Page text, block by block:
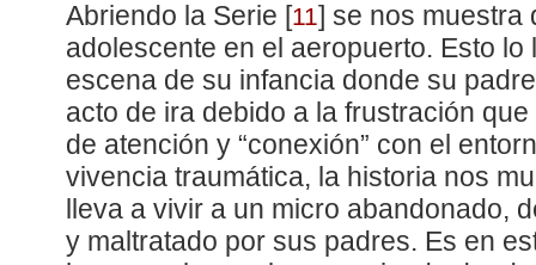
Abriendo la Serie [11] se nos muestra
adolescente en el aeropuerto. Esto
escena de su infancia donde su
acto de ira debido a la frustración
de atención y “conexión” con el
vivencia traumática, la historia nos
lleva a vivir a un micro abandonado,
y maltratado por sus padres. Es en